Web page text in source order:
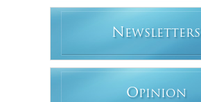
N EWSLETTERS
OPINION